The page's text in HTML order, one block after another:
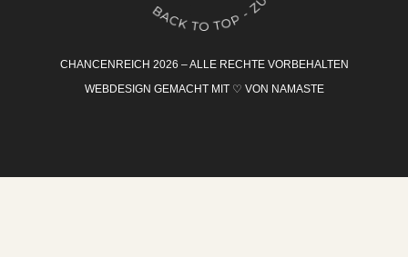
CHANCENREICH 2026 – ALLE RECHTE VORBEHALTEN
WEBDESIGN GEMACHT MIT ♡ VON NAMASTE